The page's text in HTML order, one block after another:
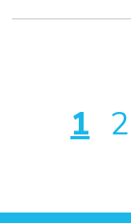
1 2